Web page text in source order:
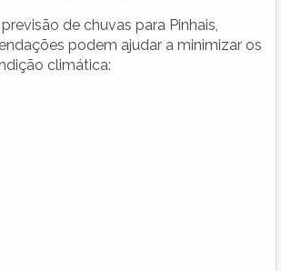
de chuvas para Pinhais,
podem ajudar a minimizar os
climática: